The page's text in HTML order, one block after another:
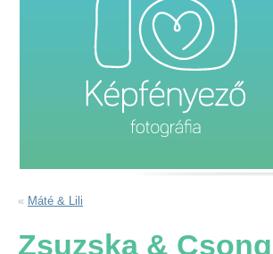
« Máté & Lili
Zsuzska &